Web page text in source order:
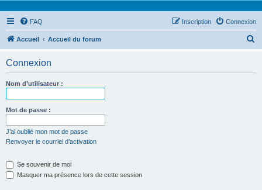
FAQ Connexion
Inscription
Accueil Accueil du forum
Connexion
Nom d’utilisateur :
Mot de passe :
J’ai oublié mon mot de passe
Renvoyer le courriel d’activation
Se souvenir de moi
Masquer ma présence lors de cette session